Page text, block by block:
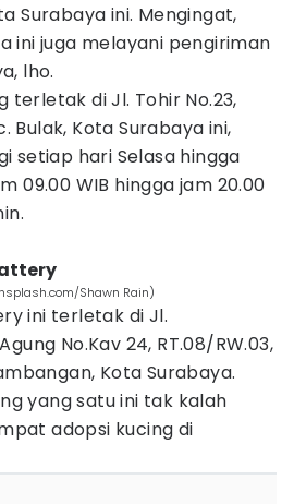
Surabaya ini. Mengingat,
ini juga melayani pengiriman
lho.
terletak di Jl. Tohir No.23,
Bulak, Kota Surabaya ini,
setiap hari Selasa hingga
09.00 WIB hingga jam 20.00
Shawn Rain)
ini terletak di Jl.
No.Kav 24, RT.08/RW.03,
Kota Surabaya.
yang satu ini tak kalah
adopsi kucing di